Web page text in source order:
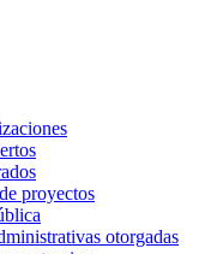
proyectos
otorgadas